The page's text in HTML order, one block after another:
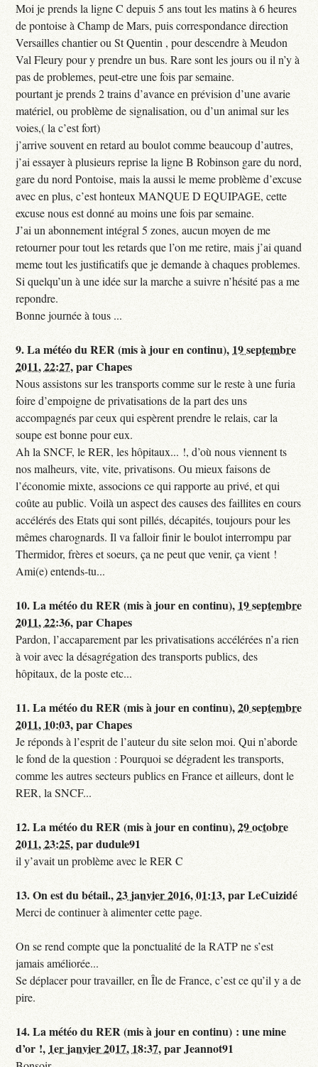
Moi je prends la ligne C depuis 5 ans tout les matins à 6 heures
de pontoise à Champ de Mars, puis correspondance direction
Versailles chantier ou St Quentin , pour descendre à Meudon
Val Fleury pour y prendre un bus. Rare sont les jours ou il n’y à
pas de problemes, peut-etre une fois par semaine.
pourtant je prends 2 trains d’avance en prévision d’une avarie
matériel, ou problème de signalisation, ou d’un animal sur les
voies,( la c’est fort)
j’arrive souvent en retard au boulot comme beaucoup d’autres,
j’ai essayer à plusieurs reprise la ligne B Robinson gare du nord,
gare du nord Pontoise, mais la aussi le meme problème d’excuse
avec en plus, c’est honteux MANQUE D EQUIPAGE, cette
excuse nous est donné au moins une fois par semaine.
J’ai un abonnement intégral 5 zones, aucun moyen de me
retourner pour tout les retards que l’on me retire, mais j’ai quand
meme tout les justificatifs que je demande à chaques problemes.
Si quelqu’un à une idée sur la marche a suivre n’hésité pas a me
repondre.
Bonne journée à tous ...
9.La météo du RER (mis à jour en continu), 19 septembre
2011, 22:27,parChapes
Nous assistons sur les transports comme sur le reste à une furia
foire d’empoigne de privatisations de la part des uns
accompagnés par ceux qui espèrent prendre le relais, car la
soupe est bonne pour eux.
Ah la SNCF, le RER, les hôpitaux... !, d’où nous viennent ts
nos malheurs, vite, vite, privatisons. Ou mieux faisons de
l’économie mixte, associons ce qui rapporte au privé, et qui
coûte au public. Voilà un aspect des causes des faillites en cours
accélérés des Etats qui sont pillés, décapités, toujours pour les
mêmes charognards. Il va falloir finir le boulot interrompu par
Thermidor, frères et soeurs, ça ne peut que venir, ça vient !
Ami(e) entends-tu...
10.La météo du RER (mis à jour en continu), 19 septembre
2011, 22:36,parChapes
Pardon, l’accaparement par les privatisations accélérées n’a rien
à voir avec la désagrégation des transports publics, des
hôpitaux, de la poste etc...
11.La météo du RER (mis à jour en continu),20 septembre
2011, 10:03,parChapes
Je réponds à l’esprit de l’auteur du site selon moi. Qui n’aborde
le fond de la question : Pourquoi se dégradent les transports,
comme les autres secteurs publics en France et ailleurs, dont le
RER, la SNCF...
12.La météo du RER (mis à jour en continu),29 octobre
2011, 23:25,pardudule91
il y’avait un problème avec le RER C
13.On est du bétail.,23 janvier 2016, 01:13,parLeCuizidé
Merci de continuer à alimenter cette page.
On se rend compte que la ponctualité de la RATP ne s’est
jamais améliorée...
Se déplacer pour travailler, en Île de France, c’est ce qu’il y a de
pire.
14.La météo du RER (mis à jour en continu) : une mine
d’or !, 1er janvier 2017, 18:37,parJeannot91